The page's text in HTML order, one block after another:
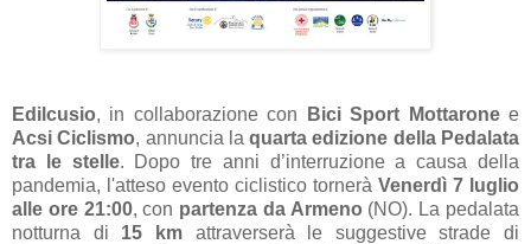
Edilcusio, in collaborazione con Bici Sport Mottaronee
Acsi Ciclismo, annuncia laquarta edizione della Pedalata
tra le stelle. Dopo tre anni d’interruzione a causa della
pandemia, l'atteso evento ciclistico tornerà Venerdì 7 luglio
alle ore 21:00, con partenza da Armeno (NO). La pedalata
notturna di 15 km attraverserà le suggestive strade di